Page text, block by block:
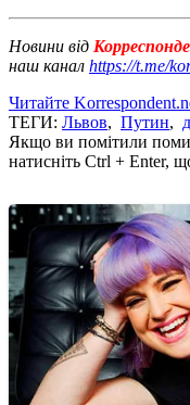
Новини від
наш канал https://t.me/
Читайте
ТЕГИ: Львов, Путин,
Якщо ви помітили
натисніть Ctrl + Enter,